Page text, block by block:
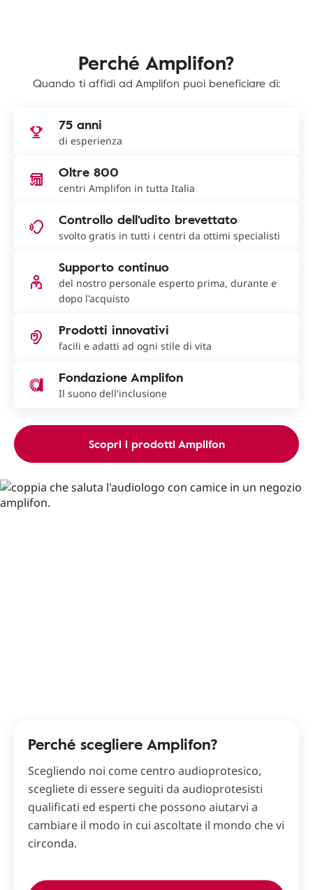
Perché Amplifon?
Quando ti affidi ad Amplifon puoi beneficiare di:
75 anni
di esperienza
Oltre 800
centri Amplifon in tutta Italia
Controllo dell'udito brevettato
svolto gratis in tutti i centri da ottimi specialisti
Supporto continuo
del nostro personale esperto prima, durante e
dopo l'acquisto
Prodotti innovativi
facili e adatti ad ogni stile di vita
Fondazione Amplifon
Il suono dell'inclusione
Scopri i prodotti Amplifon
Perché scegliere Amplifon?
Scegliendo noi come centro audioprotesico,
scegliete di essere seguiti da audioprotesisti
qualificati ed esperti che possono aiutarvi a
cambiare il modo in cui ascoltate il mondo che vi
circonda.